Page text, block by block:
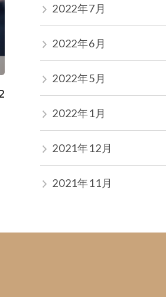
2022年7月
2022年6月
2022年5月
2022年1月
2021年12月
2021年11月